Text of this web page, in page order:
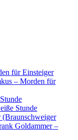
für Einsteiger
– Morden für
Stunde
Goldammer –